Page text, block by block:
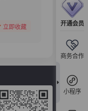
开通会员
商务合作
小程序
立即收藏